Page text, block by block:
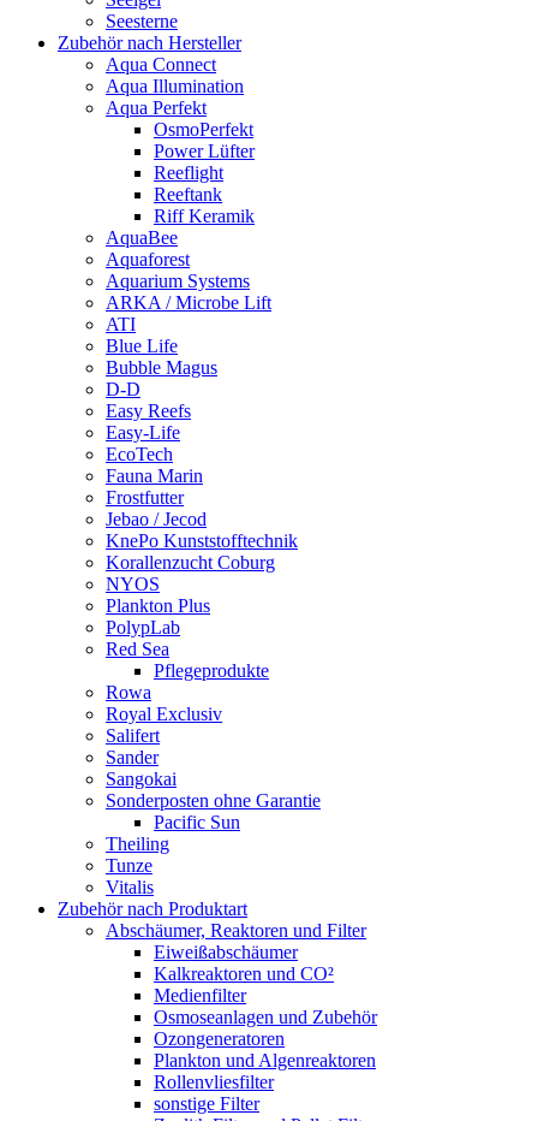
Seesterne
Zubehör nach Hersteller
Aqua Connect
Aqua Illumination
Aqua Perfekt
OsmoPerfekt
Power Lüfter
Reeflight
Reeftank
Riff Keramik
AquaBee
Aquaforest
Aquarium Systems
ARKA / Microbe Lift
ATI
Blue Life
Bubble Magus
D-D
Easy Reefs
Easy-Life
EcoTech
Fauna Marin
Frostfutter
Jebao / Jecod
KnePo Kunststofftechnik
Korallenzucht Coburg
NYOS
Plankton Plus
PolypLab
Red Sea
Pflegeprodukte
Rowa
Royal Exclusiv
Salifert
Sander
Sangokai
Sonderposten ohne Garantie
Pacific Sun
Theiling
Tunze
Vitalis
Zubehör nach Produktart
Abschäumer, Reaktoren und Filter
Eiweißabschäumer
Kalkreaktoren und CO²
Medienfilter
Osmoseanlagen und Zubehör
Ozongeneratoren
Plankton und Algenreaktoren
Rollenvliesfilter
sonstige Filter